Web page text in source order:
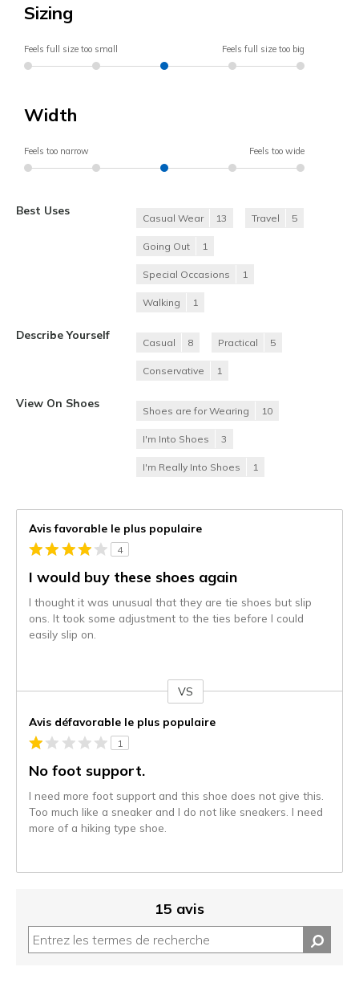
Sizing
Feels full size too small Feels full size too big
Width
Feels too narrow Feels too wide
Best Uses
Casual Wear 13 Travel 5
Going Out 1
Special Occasions 1
Walking 1
Describe Yourself
Casual 8 Practical 5
Conservative 1
View On Shoes
Shoes are for Wearing 10
I'm Into Shoes 3
I'm Really Into Shoes 1
Avis favorable le plus populaire
4
I would buy these shoes again
I thought it was unusual that they are tie shoes but slip
ons. It took some adjustment to the ties before I could
easily slip on.
projecteur
sur
les
VS
Avis défavorable le plus populaire
1
No foot support.
I need more foot support and this shoe does not give this.
Too much like a sneaker and I do not like sneakers. I need
more of a hiking type shoe.
15 avis